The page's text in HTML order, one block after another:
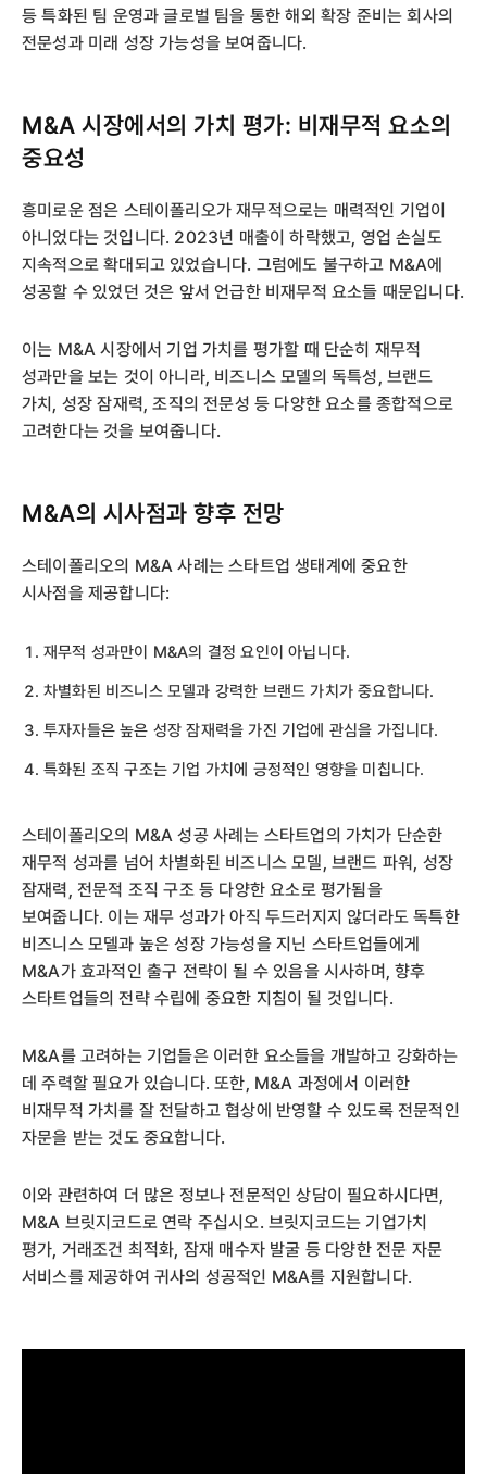
등 특화된 팀 운영과 글로벌 팀을 통한 해외 확장 준비는 회사의
전문성과 미래 성장 가능성을 보여줍니다.
M&A 시장에서의 가치 평가: 비재무적 요소의
중요성
흥미로운 점은 스테이폴리오가 재무적으로는 매력적인 기업이
아니었다는 것입니다. 2023년 매출이 하락했고, 영업 손실도
지속적으로 확대되고 있었습니다. 그럼에도 불구하고 M&A에
성공할 수 있었던 것은 앞서 언급한 비재무적 요소들 때문입니다.
이는 M&A 시장에서 기업 가치를 평가할 때 단순히 재무적
성과만을 보는 것이 아니라, 비즈니스 모델의 독특성, 브랜드
가치, 성장 잠재력, 조직의 전문성 등 다양한 요소를 종합적으로
고려한다는 것을 보여줍니다.
M&A의 시사점과 향후 전망
스테이폴리오의 M&A 사례는 스타트업 생태계에 중요한
시사점을 제공합니다:
재무적 성과만이 M&A의 결정 요인이 아닙니다.
차별화된 비즈니스 모델과 강력한 브랜드 가치가 중요합니다.
투자자들은 높은 성장 잠재력을 가진 기업에 관심을 가집니다.
특화된 조직 구조는 기업 가치에 긍정적인 영향을 미칩니다.
스테이폴리오의 M&A 성공 사례는 스타트업의 가치가 단순한
재무적 성과를 넘어 차별화된 비즈니스 모델, 브랜드 파워, 성장
잠재력, 전문적 조직 구조 등 다양한 요소로 평가됨을
보여줍니다. 이는 재무 성과가 아직 두드러지지 않더라도 독특한
비즈니스 모델과 높은 성장 가능성을 지닌 스타트업들에게
M&A가 효과적인 출구 전략이 될 수 있음을 시사하며, 향후
스타트업들의 전략 수립에 중요한 지침이 될 것입니다.
M&A를 고려하는 기업들은 이러한 요소들을 개발하고 강화하는
데 주력할 필요가 있습니다. 또한, M&A 과정에서 이러한
비재무적 가치를 잘 전달하고 협상에 반영할 수 있도록 전문적인
자문을 받는 것도 중요합니다.
이와 관련하여 더 많은 정보나 전문적인 상담이 필요하시다면,
M&A 브릿지코드로 연락 주십시오. 브릿지코드는 기업가치
평가, 거래조건 최적화, 잠재 매수자 발굴 등 다양한 전문 자문
서비스를 제공하여 귀사의 성공적인 M&A를 지원합니다.